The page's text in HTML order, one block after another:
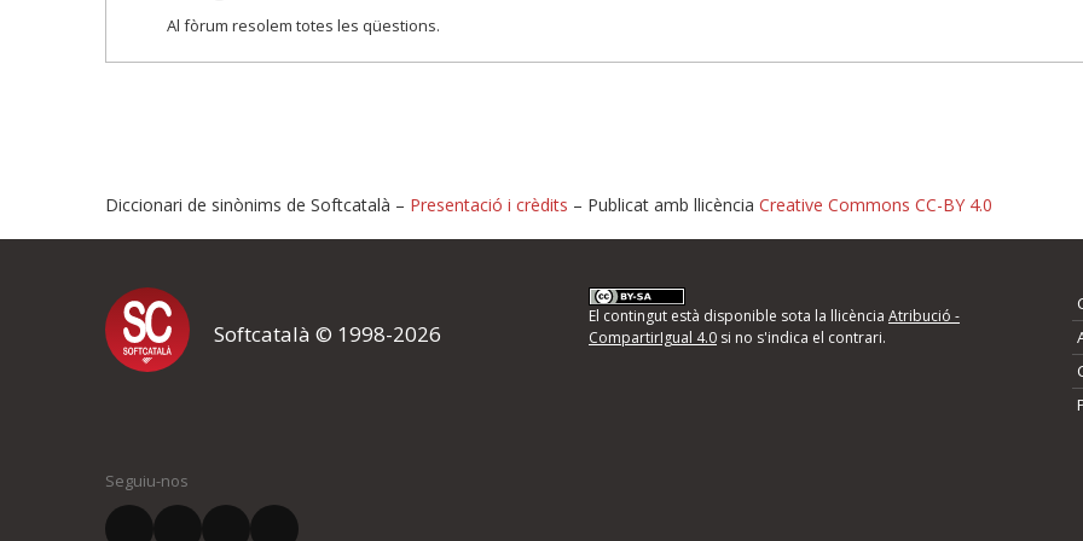
Al fòrum resolem totes les qüestions.
Proposeu-nos millores o informeu d'errors
Si heu trobat un error o voleu proposar alguna millora, ompliu els camps següents i descriviu quina és la millora que
proposeu o l'error del qual voleu informar-nos.
El vostre correu electrònic *
Diccionari de sinònims de Softcatalà – Presentació i crèdits – Publicat amb llicència Creative Commons CC-BY 4.0
Softcatalà © 1998-2026
El contingut està disponible sota la llicència Atribució -
CompartirIgual 4.0si no s'indica el contrari.
Seguiu-nos